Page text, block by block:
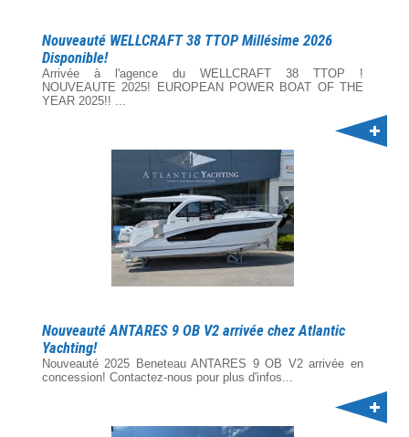
Nouveauté WELLCRAFT 38 TTOP Millésime 2026
Disponible!
Arrivée à l'agence du WELLCRAFT 38 TTOP !
NOUVEAUTE 2025! EUROPEAN POWER BOAT OF THE
YEAR 2025!! ...
Nouveauté ANTARES 9 OB V2 arrivée chez Atlantic
Yachting!
Nouveauté 2025 Beneteau ANTARES 9 OB V2 arrivée en
concession! Contactez-nous pour plus d'infos...